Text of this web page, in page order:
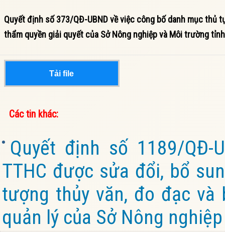
Quyết định số 373/QĐ-UBND về việc công bố danh mục
thẩm quyền giải quyết của Sở Nông nghiệp và Môi trường
Tải file
Các tin khác:
Quyết định số 1189/QĐ-
TTHC được sửa đổi, bổ
tượng thủy văn, đo đạc
quản lý của Sở Nông